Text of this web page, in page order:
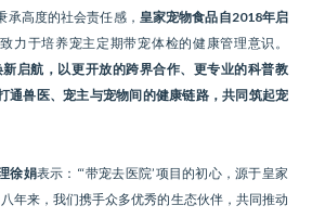
高度的社会责任感， 皇家宠物食品自2018年启
致力于培养宠主定期带宠体检的健康管理意识。
启航，以更开放的跨界合作、更专业的科普教
通兽医、宠主与宠物间的健康链路，共同筑起宠
徐娟表示：“‘带宠去医院’项目的初心，源于皇家
年来，我们携手众多优秀的生态伙伴，共同推动